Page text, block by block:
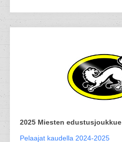
2025 Miesten edustusjoukkue
Pelaajat kaudella 2024-2025